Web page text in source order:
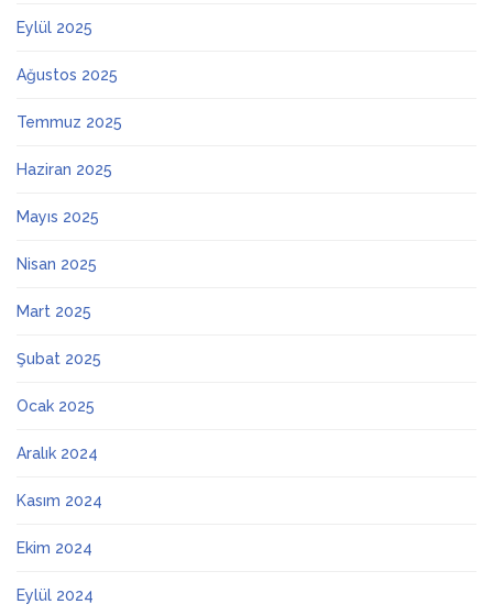
Eylül 2025
Ağustos 2025
Temmuz 2025
Haziran 2025
Mayıs 2025
Nisan 2025
Mart 2025
Şubat 2025
Ocak 2025
Aralık 2024
Kasım 2024
Ekim 2024
Eylül 2024